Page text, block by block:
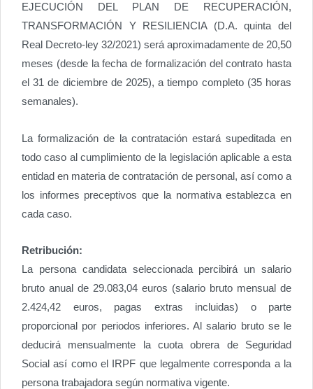
EJECUCIÓN DEL PLAN DE RECUPERACIÓN,
TRANSFORMACIÓN Y RESILIENCIA (D.A. quinta del
Real Decreto-ley 32/2021) será aproximadamente de 20,50
meses (desde la fecha de formalización del contrato hasta
el 31 de diciembre de 2025), a tiempo completo (35 horas
semanales).
La formalización de la contratación estará supeditada en
todo caso al cumplimiento de la legislación aplicable a esta
entidad en materia de contratación de personal, así como a
los informes preceptivos que la normativa establezca en
cada caso.
Retribución:
La persona candidata seleccionada percibirá un salario
bruto anual de 29.083,04 euros (salario bruto mensual de
2.424,42 euros, pagas extras incluidas) o parte
proporcional por periodos inferiores. Al salario bruto se le
deducirá mensualmente la cuota obrera de Seguridad
Social así como el IRPF que legalmente corresponda a la
persona trabajadora según normativa vigente.